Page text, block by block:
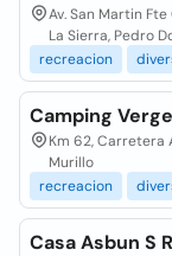
Av. San Martin
La Sierra, Pedro
recreacion
Camping
Km 62, Carretera
Murillo
recreacion
Casa Asbun S